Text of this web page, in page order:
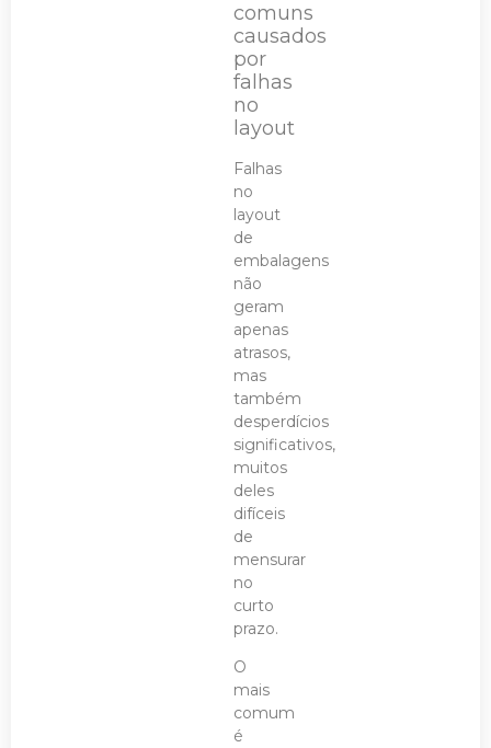
comuns
causados
por
falhas
no
layout
Falhas
no
layout
de
embalagens
não
geram
apenas
atrasos,
mas
também
desperdícios
significativos,
muitos
deles
difíceis
de
mensurar
no
curto
prazo.
O
mais
comum
é